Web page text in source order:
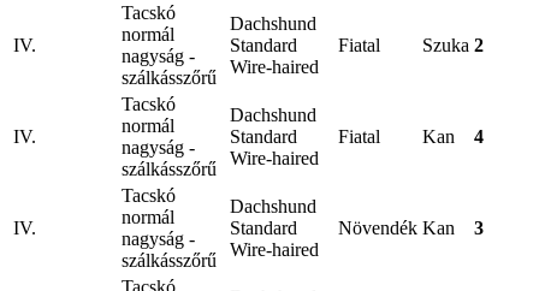
IV.
Tacskó
normál
nagyság -
szálkásszőrű
Dachshund
Standard
Wire-haired
Fiatal Szuka 2
IV.
Tacskó
normál
nagyság -
szálkásszőrű
Dachshund
Standard
Wire-haired
Fiatal Kan 4
IV.
Tacskó
normál
nagyság -
szálkásszőrű
Dachshund
Standard
Wire-haired
Növendék Kan 3
Tacskó